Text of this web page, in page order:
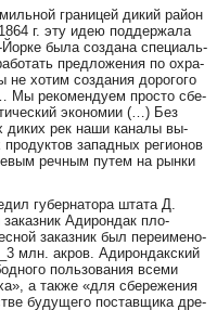
гра­ни­цей ди­кий район
г. эту идею под­дер­жа­ла
бы­ла соз­да­на спе­ци­аль­
пред­ло­же­ния по ох­ра­
хо­тим соз­да­ния до­ро­го­го
Мы ре­ко­мен­ду­ем прос­то сбе­
эко­но­мии (…) Без
ди­ких рек на­ши ка­на­лы вы­
за­пад­ных ре­ги­о­нов
реч­ным пу­тем на рын­ки
гу­бер­на­то­ра шта­та Д.
Ади­рон­дак пло­
за­каз­ник был пе­ре­и­ме­но­
млн. ак­ров. Ади­рон­да­кс­кий
поль­зо­ва­ния все­ми
а так­же «для сбе­ре­же­ния
бу­ду­ще­го пос­тав­щи­ка дре­